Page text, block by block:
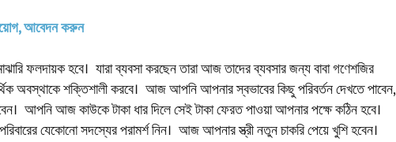
আবেদন করুন
ফলদায়ক হবে। যারা ব্যবসা করছেন তারা আজ তাদের ব্যবসার জন্য বাবা গণেশজির
অবস্থাকে শক্তিশালী করবে। আজ আপনি আপনার স্বভাবের কিছু পরিবর্তন দেখতে পাবেন,
আপনি আজ কাউকে টাকা ধার দিলে সেই টাকা ফেরত পাওয়া আপনার পক্ষে কঠিন হবে।
যেকোনো সদস্যের পরামর্শ নিন। আজ আপনার স্ত্রী নতুন চাকরি পেয়ে খুশি হবেন।